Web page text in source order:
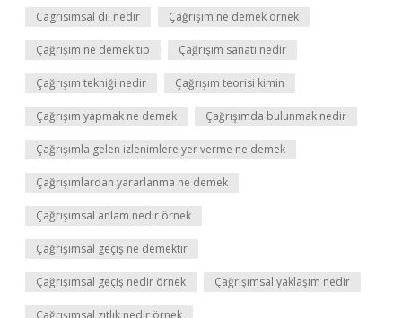
Cagrisimsal dil nedir Çağrışım ne demek örnek
Çağrışım ne demek tıp Çağrışım sanatı nedir
Çağrışım tekniği nedir Çağrışım teorisi kimin
Çağrışım yapmak ne demek Çağrışımda bulunmak nedir
Çağrışımla gelen izlenimlere yer verme ne demek
Çağrışımlardan yararlanma ne demek
Çağrışımsal anlam nedir örnek
Çağrışımsal geçiş ne demektir
Çağrışımsal geçiş nedir örnek Çağrışımsal yaklaşım nedir
Çağrışımsal zıtlık nedir örnek